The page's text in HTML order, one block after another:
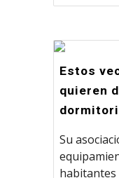
Estos
quieren
Su
habitantes